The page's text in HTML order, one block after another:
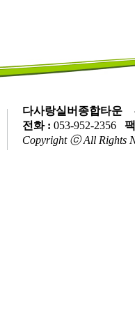
다사랑실버종합타운
전화 : 053-952-2356
Copyright ⓒ All Rights